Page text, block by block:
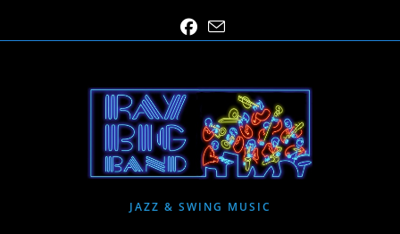
JAZZ & SWING MUSIC